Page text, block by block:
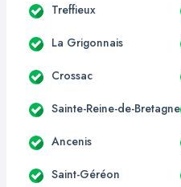
Treffieux
La Grigonnais
Crossac
Sainte-Reine-de-Bretagne
Ancenis
Saint-Géréon